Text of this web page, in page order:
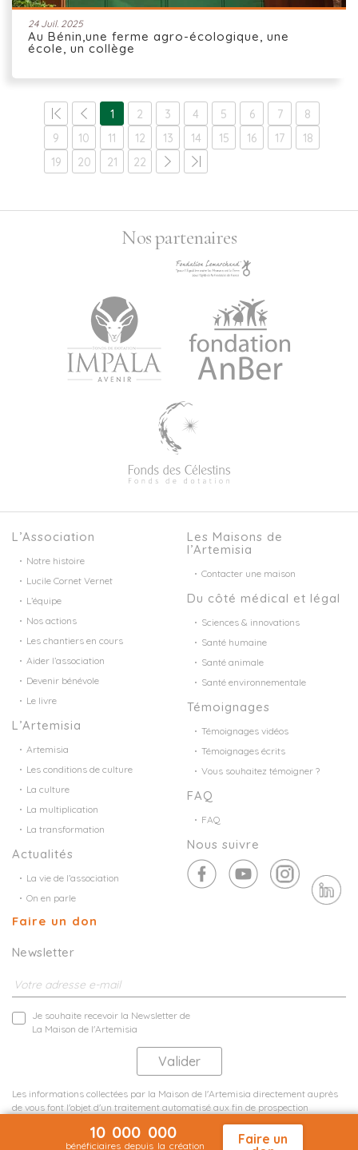
24 Juil. 2025
Au Bénin,une ferme agro-écologique, une
école, un collège
1 2 3 4 5 6 7
8
9
10 11 12 13 14 15 16 17
18
19
20 21 22
Nos partenaires
L’Association
Notre histoire
Lucile Cornet Vernet
L’équipe
Nos actions
Les chantiers en cours
Aider l’association
Devenir bénévole
Le livre
L’Artemisia
Artemisia
Les conditions de culture
La culture
La multiplication
La transformation
Actualités
La vie de l’association
On en parle
Faire un don
Les Maisons de
l’Artemisia
Contacter une maison
Du côté médical et légal
Sciences & innovations
Santé humaine
Santé animale
Santé environnementale
Témoignages
Témoignages vidéos
Témoignages écrits
Vous souhaitez témoigner ?
FAQ
FAQ
Nous suivre
Newsletter
Je souhaite recevoir la Newsletter de
La Maison de l'Artemisia
Les informations collectées par la Maison de l'Artemisia directement auprès
de vous font l'objet d'un traitement automatisé aux fin de prospection
10 000 000
bénéficiaires depuis la création
Faire un